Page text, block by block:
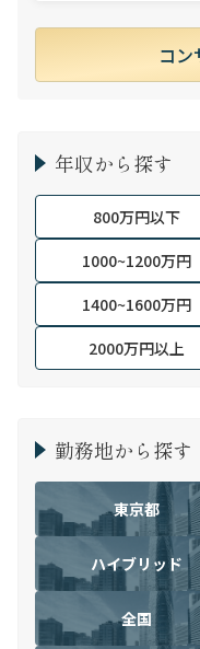
コ
年収から探す
800万円以下
1000~1200万円
1400~1600万円
2000万円以上
勤務地から探す
東京都
ハイブリッド
全国